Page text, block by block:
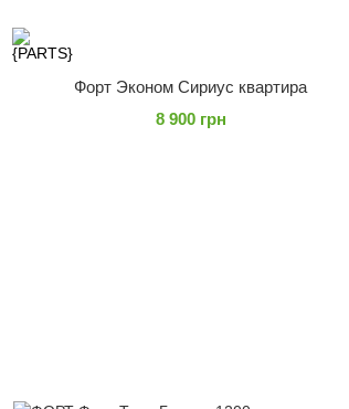
Форт Эконом Сириус квартира
8 900 грн